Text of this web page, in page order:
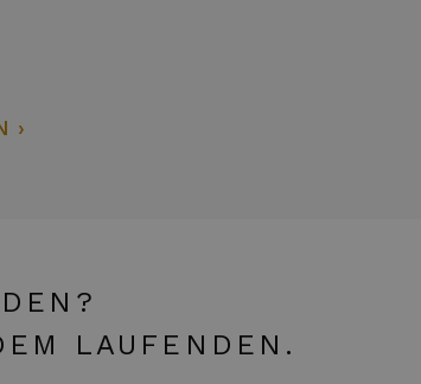
LAUFENDEN.